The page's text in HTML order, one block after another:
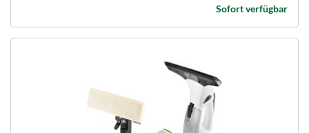
Sofort verfügbar